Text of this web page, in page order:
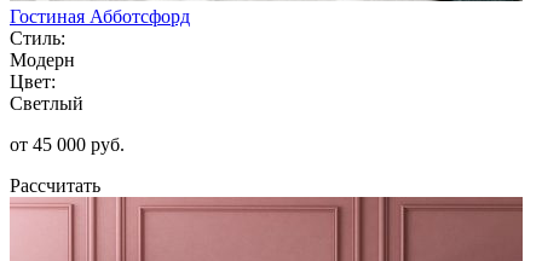
Гостиная Абботсфорд
Стиль:
Модерн
Цвет:
Светлый
от 45 000 руб.
Рассчитать